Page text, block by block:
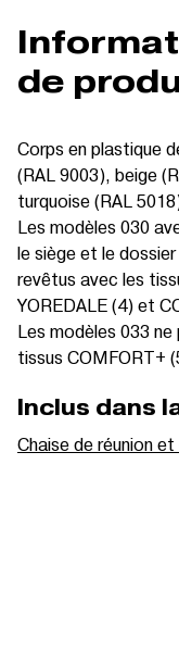
de
Corps en plastique
(RAL 9003), beige
turquoise (RAL
Les modèles 030
le siège et le
revêtus avec les
YOREDALE (4) et
Les modèles 033
tissus COMFORT+
Inclus dans
Chaise de réunion